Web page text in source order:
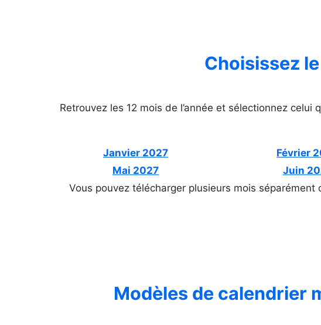
Choisissez
Retrouvez les 12 mois de l’année et sélectionnez
Janvier 2027 Février
Mai 2027
Juin
Vous pouvez télécharger plusieurs mois
Modèles de calendrier